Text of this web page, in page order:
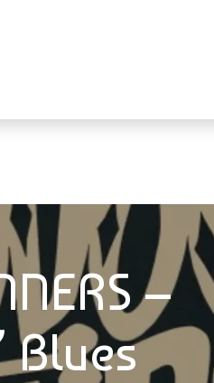
–
Blues